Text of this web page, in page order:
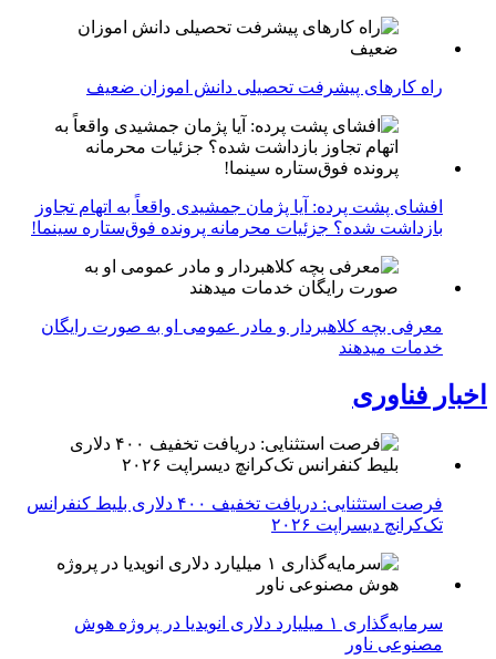
راه کارهای پیشرفت تحصیلی دانش اموزان ضعیف
افشای پشت پرده: آیا پژمان جمشیدی واقعاً به اتهام تجاوز
بازداشت شده؟ جزئیات محرمانه پرونده فوق‌ستاره سینما!
معرفی بچه کلاهبردار و مادر عمومی او به صورت رایگان
خدمات میدهند
اخبار فناوری
فرصت استثنایی: دریافت تخفیف ۴۰۰ دلاری بلیط کنفرانس
تک‌کرانچ دیسراپت ۲۰۲۶
سرمایه‌گذاری ۱ میلیارد دلاری انویدیا در پروژه هوش
مصنوعی ناور